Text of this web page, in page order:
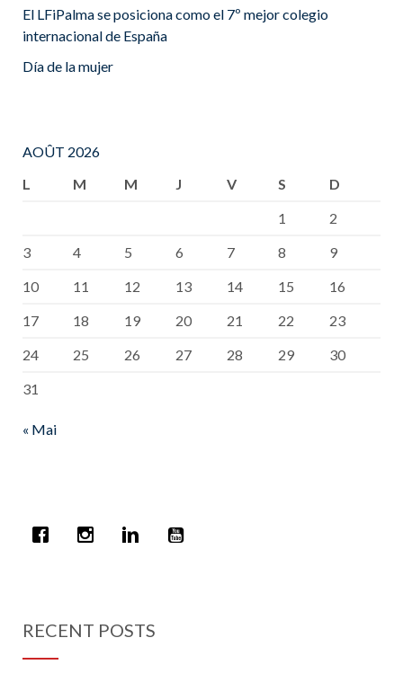
El LFiPalma se posiciona como el 7º mejor colegio
internacional de España
Día de la mujer
AOÛT 2026
L
M M J V S
D
1
2
3
4 5 6 7 8
9
10
11 12 13 14 15
16
17
18 19 20 21 22
23
24
25 26 27 28 29
30
31
« Mai
RECENT POSTS